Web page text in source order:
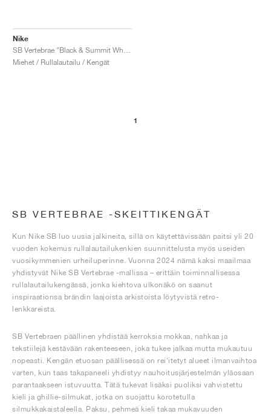
Nike
Miehet / Rullalautailu / Kengät
1
SB VERTEBRAE -SKEITTIKENGÄT
Kun Nike SB luo uusia jalkineita, sillä on käytettävissään paitsi yli 20
vuoden kokemus rullalautailukenkien suunnittelusta myös useiden
vuosikymmenien urheiluperinne. Vuonna 2024 nämä kaksi maailmaa
yhdistyvät Nike SB Vertebrae -mallissa – erittäin toiminnallisessa
rullalautailukengässä, jonka kiehtova ulkonäkö on saanut
inspiraationsa brändin laajoista arkistoista löytyvistä retro-
lenkkareista.
SB Vertebraen päällinen yhdistää kerroksia mokkaa, nahkaa ja
tekstiilejä kestävään rakenteeseen, joka tukee jalkaa mutta mukautuu
nopeasti. Kengän etuosan päällisessä on rei'itetyt alueet ilmanvaihtoa
varten, kun taas takapaneeli yhdistyy nauhoitusjärjestelmän yläosaan
parantaakseen istuvuutta. Tätä tukevat lisäksi puoliksi vahvistettu
kieli ja ghillie-silmukat, jotka on suojattu korotetulla
silmukkakaistaleella. Paksu, pehmeä kieli takaa mukavuuden